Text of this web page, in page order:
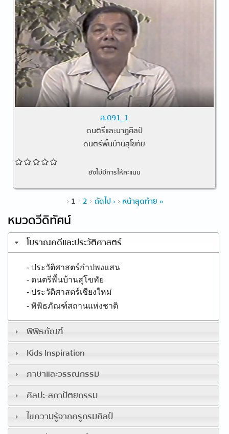
ส.091_1
ดนตรีและนาฏศิลป์
ดนตรีพื้นบ้านสุโขทัย
ยังไม่มีการให้คะแนน
1 2 ถัดไป › หน้าสุดท้าย »
หมวดวีดิทัศน์
โบราณคดีและประวัติศาสตร์
- ประวัติศาสตร์กำปพงแสน
- ดนตรีพื้นบ้านสุโขทัย
- ประวัติศาสตร์เชียงใหม่
- พิพิธภัณฑ์สถานแห่งชาติ
พิพิธภัณฑ์
Kids Inspiration
ภาษาและวรรณกรรม
ศิลปะ-สถาปัตยกรรม
ไขความรู้จากครูกรมศิลป์